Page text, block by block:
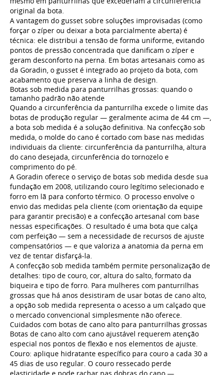
original da bota.
A vantagem do gusset sobre soluções improvisadas (como
forçar o zíper ou deixar a bota parcialmente aberta) é
técnica: ele distribui a tensão de forma uniforme, evitando
pontos de pressão concentrada que danificam o zíper e
geram desconforto na perna. Em botas artesanais como as
da Goradin, o gusset é integrado ao projeto da bota, com
acabamento que preserva a linha de design.
Botas sob medida para panturrilhas grossas: quando o
tamanho padrão não atende
Quando a circunferência da panturrilha excede o limite das
botas de produção regular — geralmente acima de 44 cm —,
a bota sob medida é a solução definitiva. Na confecção sob
medida, o molde do cano é cortado com base nas medidas
individuais da cliente: circunferência da panturrilha, altura
do cano desejada, circunferência do tornozelo e
comprimento do pé.
A Goradin oferece o serviço de botas sob medida desde sua
fundação em 2008, utilizando couro legítimo selecionado e
forro em lã para conforto térmico. O processo envolve o
envio das medidas pela cliente (com orientação da equipe
para garantir precisão) e a confecção artesanal com base
nessas especificações. O resultado é uma bota que calça
com perfeição — sem a necessidade de recursos de ajuste
compensatórios — e que valoriza a anatomia da perna em
vez de tentar disfarçá-la.
A confecção sob medida também permite personalização de
detalhes: tipo de couro, cor, altura do salto, formato da
biqueira e tipo de forro. Para mulheres com panturrilhas
grossas que há anos desistiram de usar botas de cano alto,
a opção sob medida representa o acesso a um calçado que
o mercado convencional simplesmente não oferece.
Cuidados com botas de cano alto para panturrilhas grossas
Botas de cano alto com cano ajustável requerem atenção
especial nos pontos de flexão e nos elementos de ajuste.
Couro: aplique hidratante específico para couro a cada 30 a
45 dias de uso regular. O couro ressecado perde